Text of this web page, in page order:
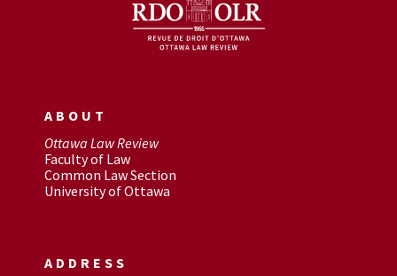
ABOUT
Ottawa Law Review
Faculty of Law
Common Law Section
University of Ottawa
ADDRESS